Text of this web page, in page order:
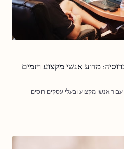
מדוע אנשי מקצוע ויזמים
אנשי מקצוע ובעלי עסקים רוסים